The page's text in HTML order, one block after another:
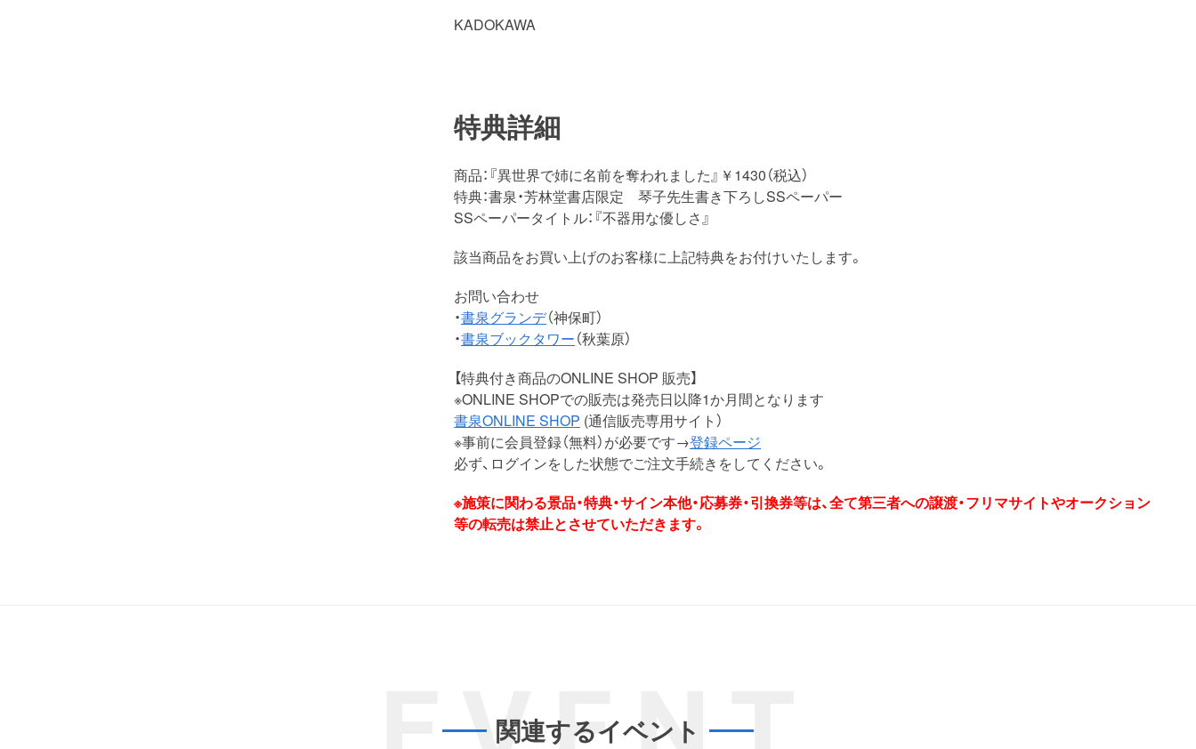
KADOKAWA
特典詳細
商品：『異世界で姉に名前を奪われました』￥1430（税込）
特典：書泉・芳林堂書店限定 琴子先生書き下ろしSSペーパー
SSペーパータイトル：『不器用な優しさ』
該当商品をお買い上げのお客様に上記特典をお付けいたします。
お問い合わせ
・書泉グランデ（神保町）
・書泉ブックタワー（秋葉原）
【特典付き商品のONLINE SHOP 販売】
※ONLINE SHOPでの販売は発売日以降1か月間となります
書泉ONLINE SHOP (通信販売専用サイト）
※事前に会員登録（無料）が必要です→登録ページ
必ず、ログインをした状態でご注文手続きをしてください。
※施策に関わる景品・特典・サイン本他・応募券・引換券等は、全て第三者への譲渡・フリマサイトやオークション
等の転売は禁止とさせていただきます。
関連するイベント